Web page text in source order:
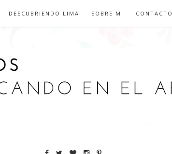
DESCUBRIENDO LIMA SOBRE MI CONTACTO